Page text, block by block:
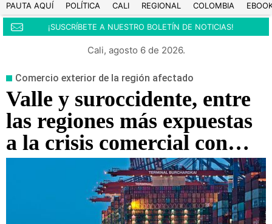
PAUTA AQUÍ POLÍTICA CALI REGIONAL COLOMBIA
¡SUSCRÍBETE A NUESTRO BOLETÍN DE NOTICIAS!
Cali, agosto 6 de 2026.
Comercio exterior de la región afectado
Valle y suroccidente, entre
las regiones más expuestas
a la crisis comercial con
Ecuador